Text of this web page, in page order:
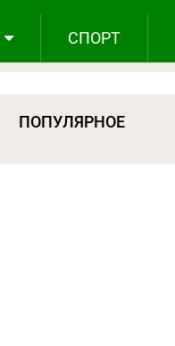
СПОРТ
ПОПУЛЯРНОЕ